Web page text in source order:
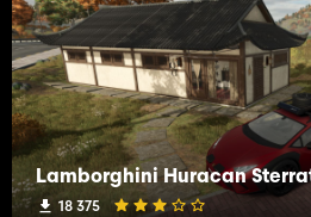
Lamborghini Huracan
18 375